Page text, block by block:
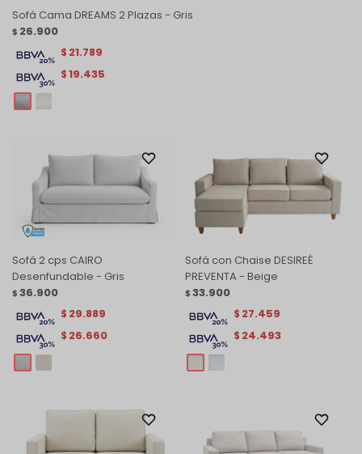
Sofá Cama DREAMS 2 Plazas - Gris
$ 26.900
$19.435
$ 21.789
Sofá 2 cps CAIRO
Desenfundable - Gris
$ 36.900
$ 26.660
$ 29.889
Sofá con Chaise DESIREÉ
PREVENTA - Beige
$ 33.900
$ 24.493
$ 27.459